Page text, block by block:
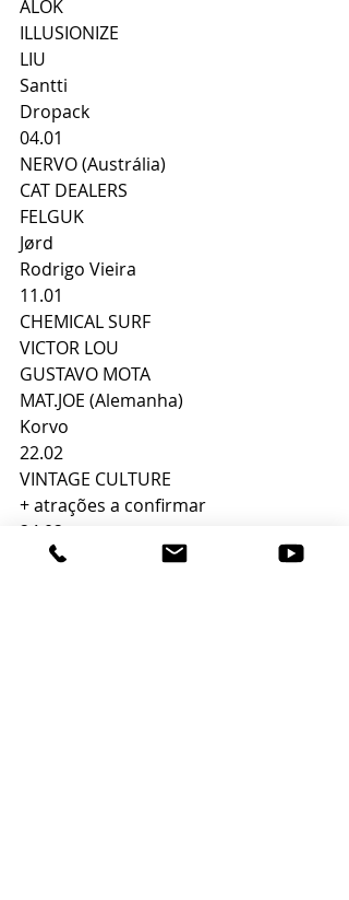
ALOK
ILLUSIONIZE
LIU
Santti
Dropack
04.01
NERVO (Austrália)
CAT DEALERS
FELGUK
Jørd
Rodrigo Vieira
11.01
CHEMICAL SURF
VICTOR LOU
GUSTAVO MOTA
MAT.JOE (Alemanha)
Korvo
22.02
VINTAGE CULTURE
+ atrações a confirmar
24.02
CLAPTONE (Alemanha)